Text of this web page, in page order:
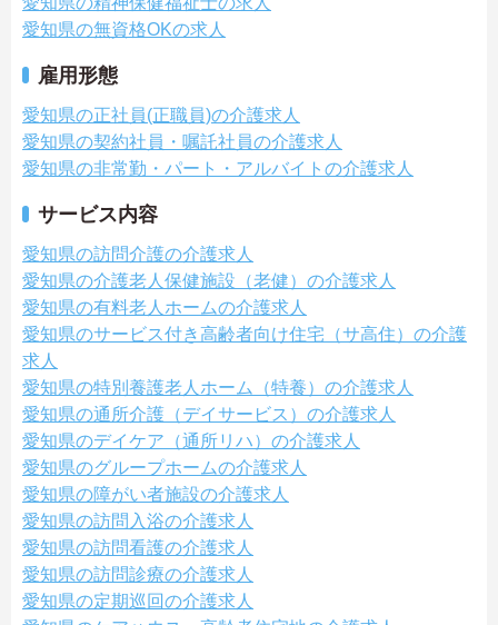
愛知県の無資格OKの求人
雇用形態
愛知県の正社員(正職員)の介護求人
愛知県の契約社員・嘱託社員の介護求人
愛知県の非常勤・パート・アルバイトの介護求人
サービス内容
愛知県の訪問介護の介護求人
愛知県の介護老人保健施設（老健）の介護求人
愛知県の有料老人ホームの介護求人
愛知県のサービス付き高齢者向け住宅（サ高住）の介護
求人
愛知県の特別養護老人ホーム（特養）の介護求人
愛知県の通所介護（デイサービス）の介護求人
愛知県のデイケア（通所リハ）の介護求人
愛知県のグループホームの介護求人
愛知県の障がい者施設の介護求人
愛知県の訪問入浴の介護求人
愛知県の訪問看護の介護求人
愛知県の訪問診療の介護求人
愛知県の定期巡回の介護求人